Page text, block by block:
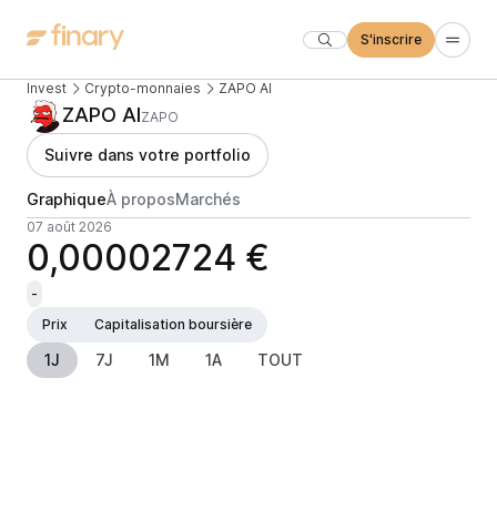
S'inscrire
Invest Crypto-monnaies ZAPO AI
ZAPO AIZAPO
Suivre dans votre portfolio
GraphiqueÀ proposMarchés
07 août 2026
0,00002724 €
-
Prix
Capitalisation boursière
1J 7J 1M 1A TOUT